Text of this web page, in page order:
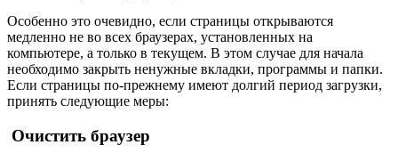
Особенно это очевидно, если страницы открываются
медленно не во всех браузерах, установленных на
компьютере, а только в текущем. В этом случае для начала
необходимо закрыть ненужные вкладки, программы и папки.
Если страницы по-прежнему имеют долгий период загрузки,
принять следующие меры:
Очистить браузер